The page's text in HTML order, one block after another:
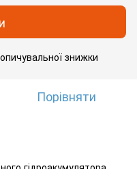
знижки
Порівняти